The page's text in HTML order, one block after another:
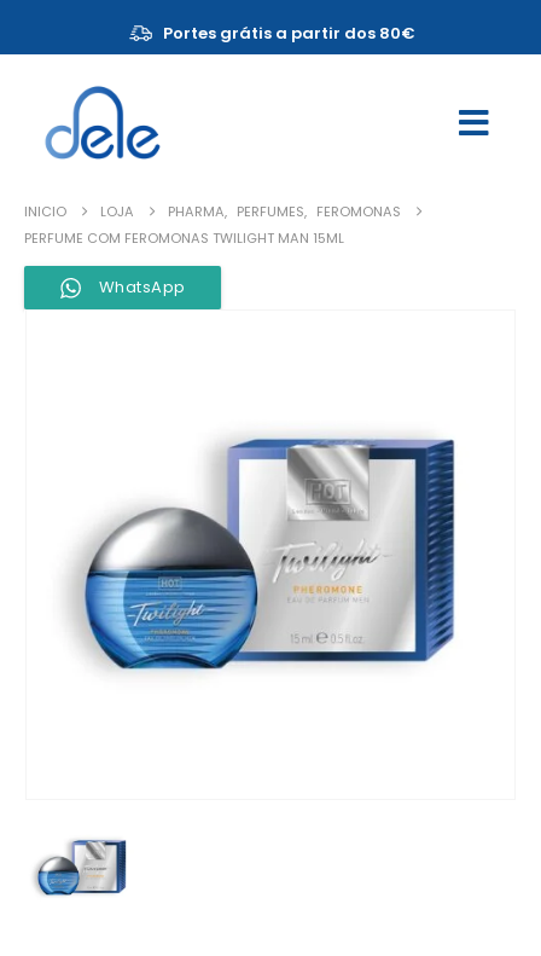
Portes grátis a partir dos 80€
INICIO LOJA PHARMA, PERFUMES, FEROMONAS
PERFUME COM FEROMONAS TWILIGHT MAN 15ML
WhatsApp